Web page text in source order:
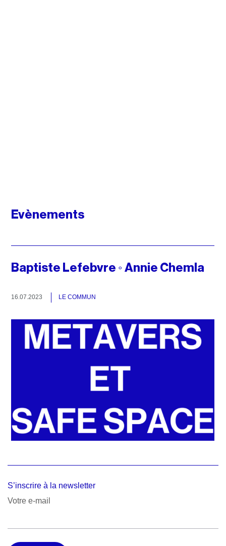
Evènements
Baptiste Lefebvre ◦ Annie Chemla
16.07.2023 LE COMMUN
S’inscrire à la newsletter
Votre e-mail